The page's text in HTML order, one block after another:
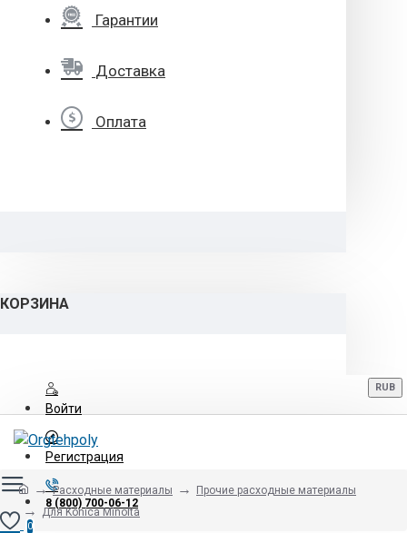
Гарантии
Доставка
Оплата
КОРЗИНА
Войти
Регистрация
8 (800) 700-06-12
RUB
0
Расходные материалы
Прочие расходные материалы
Для Konica Minolta